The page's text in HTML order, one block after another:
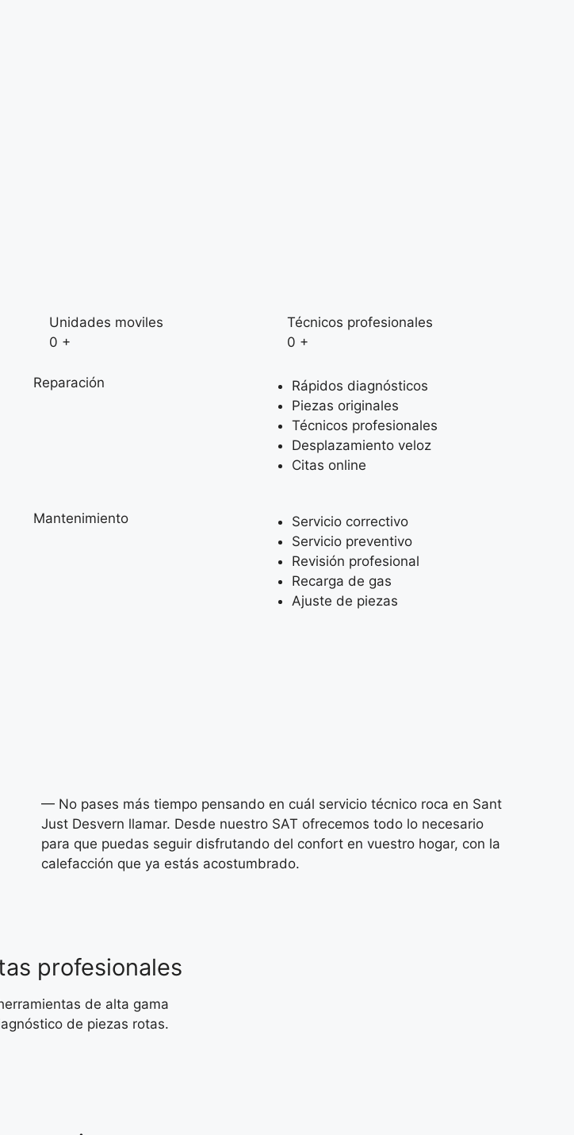
Unidades moviles
0 +
Técnicos profesionales
0 +
Reparación
Rápidos diagnósticos
Piezas originales
Técnicos profesionales
Desplazamiento veloz
Citas online
Mantenimiento
Servicio correctivo
Servicio preventivo
Revisión profesional
Recarga de gas
Ajuste de piezas
— No pases más tiempo pensando en cuál servicio técnico roca en Sant
Just Desvern llamar. Desde nuestro SAT ofrecemos todo lo necesario
para que puedas seguir disfrutando del confort en vuestro hogar, con la
calefacción que ya estás acostumbrado.
profesionales
de alta gama
de piezas rotas.